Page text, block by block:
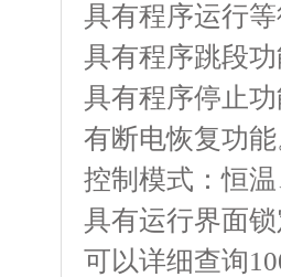
具有程序运行等
具有程序跳段功
具有程序停止功能
有断电恢复功能
控制模式：恒温
具有运行界面锁定
可以详细查询100